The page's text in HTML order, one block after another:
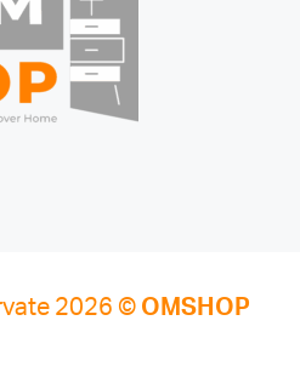
2026 © OMSHOP